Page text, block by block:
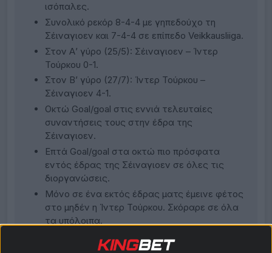
ισόπαλες.
Συνολικό ρεκόρ 8-4-4 με γηπεδούχο τη
Σέιναγιοεν και 7-4-4 σε επίπεδο Veikkausliiga.
Στον Α’ γύρο (25/5): Σέιναγιοεν – Ίντερ
Τούρκου 0-1.
Στον Β’ γύρο (27/7): Ίντερ Τούρκου –
Σέιναγιοεν 4-1.
Οκτώ Goal/goal στις εννιά τελευταίες
συναντήσεις τους στην έδρα της
Σέιναγιοεν.
Επτά Goal/goal στα οκτώ πιο πρόσφατα
εντός έδρας της Σέιναγιοεν σε όλες τις
διοργανώσεις.
Μόνο σε ένα εκτός έδρας ματς έμεινε φέτος
στο μηδέν η Ίντερ Τούρκου. Σκόραρε σε όλα
τα υπόλοιπα.